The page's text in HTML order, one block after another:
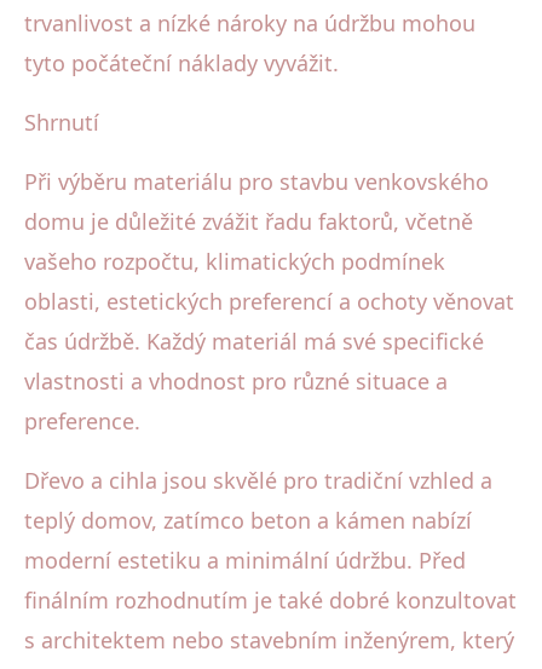
trvanlivost a nízké nároky na údržbu mohou
tyto počáteční náklady vyvážit.
Shrnutí
Při výběru materiálu pro stavbu venkovského
domu je důležité zvážit řadu faktorů, včetně
vašeho rozpočtu, klimatických podmínek
oblasti, estetických preferencí a ochoty věnovat
čas údržbě. Každý materiál má své specifické
vlastnosti a vhodnost pro různé situace a
preference.
Dřevo a cihla jsou skvělé pro tradiční vzhled a
teplý domov, zatímco beton a kámen nabízí
moderní estetiku a minimální údržbu. Před
finálním rozhodnutím je také dobré konzultovat
s architektem nebo stavebním inženýrem, který